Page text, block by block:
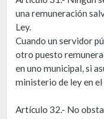
una remuneración
Ley.
Cuando un servidor
otro puesto
en uno municipal, si
ministerio de ley en
Artículo 32.- No